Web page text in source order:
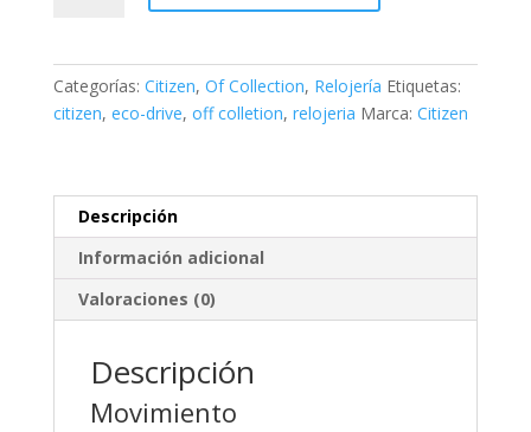
cantidad
Categorías: Citizen, Of Collection, Relojería Etiquetas:
citizen, eco-drive, off colletion, relojeria Marca: Citizen
Descripción
Información adicional
Valoraciones (0)
Descripción
Movimiento